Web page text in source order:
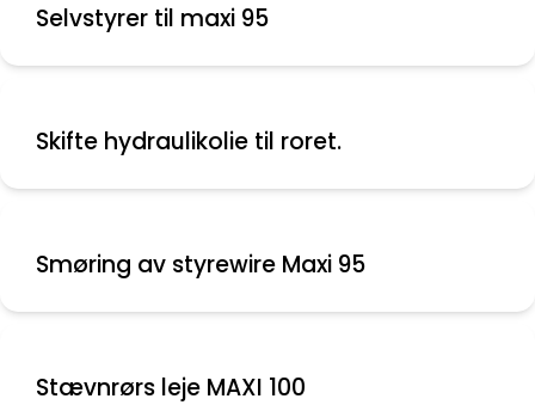
Selvstyrer til maxi 95
Skifte hydraulikolie til roret.
Smøring av styrewire Maxi 95
Stævnrørs leje MAXI 100